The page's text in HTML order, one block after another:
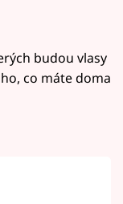
budou vlasy
co máte doma